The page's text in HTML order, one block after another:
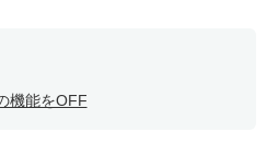
機能をOFF